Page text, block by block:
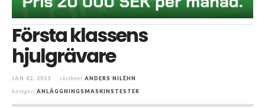
Första klassens
hjulgrävare
JAN 02, 2013 skribent ANDERS NILÉHN
kategori ANLÄGGNINGSMASKINSTESTER